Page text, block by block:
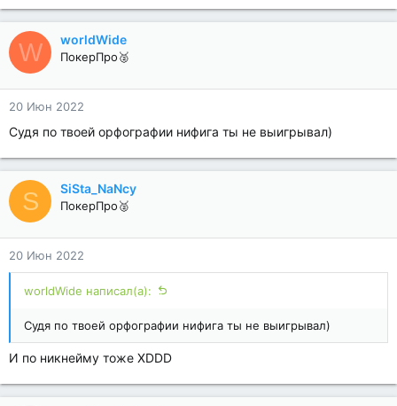
W worldWide
ПокерПро🥈
20 Июн 2022
Судя по твоей орфографии нифига ты не выигрывал)
S SiSta_NaNcy
ПокерПро🥈
20 Июн 2022
worldWide написал(а):
Судя по твоей орфографии нифига ты не выигрывал)
И по никнейму тоже XDDD